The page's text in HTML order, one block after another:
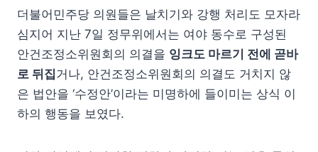
더불어민주당 의원들은 날치기와 강행 처리도 모자라
심지어 지난 7일 정무위에서는 여야 동수로 구성된
안건조정소위원회의 의결을 잉크도 마르기 전에 곧바
로 뒤집거나, 안건조정소위원회의 의결도 거치지 않
은 법안을 ‘수정안’이라는 미명하에 들이미는 상식 이
하의 행동을 보였다.